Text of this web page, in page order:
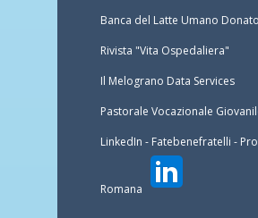
Banca del Latte Umano Donato
Rivista "Vita Ospedaliera"
Il Melograno Data Services
Pastorale Vocazionale
LinkedIn - Fatebenefratelli -
Romana